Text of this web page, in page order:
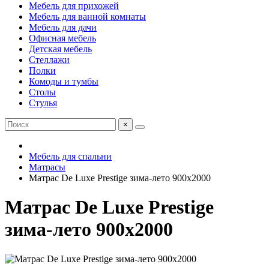
Мебель для прихожей
Мебель для ванной комнаты
Мебель для дачи
Офисная мебель
Детская мебель
Стеллажи
Полки
Комоды и тумбы
Столы
Стулья
×
Мебель для спальни
Матрасы
Матрас De Luxe Prestige зима-лето 900х2000
Матрас De Luxe Prestige
зима-лето 900х2000